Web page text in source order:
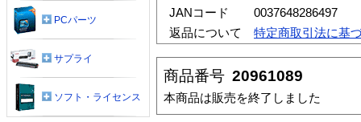
JANコード
0037648286497
返品について
特定商取引法に基
商品番号 20961089
本商品は販売を終了しました
PCパーツ
サプライ
ソフト・ライセンス